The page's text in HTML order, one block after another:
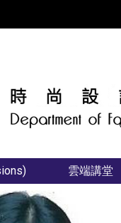
雲端講堂